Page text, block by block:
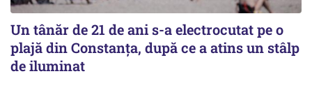
Un tânăr de 21 de ani s-a electrocutat pe o
plajă din Constanța, după ce a atins un stâlp
de iluminat